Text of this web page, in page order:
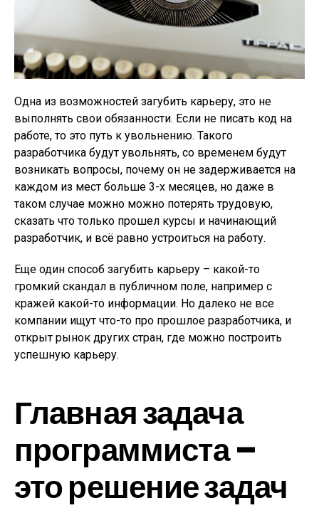
Одна из возможностей загубить карьеру, это не
выполнять свои обязанности. Если не писать код на
работе, то это путь к увольнению. Такого
разработчика будут увольнять, со временем будут
возникать вопросы, почему он не задерживается на
каждом из мест больше 3-х месяцев, но даже в
таком случае можно можно потерять трудовую,
сказать что только прошел курсы и начинающий
разработчик, и всё равно устроиться на работу.
Еще один способ загубить карьеру – какой-то
громкий скандал в публичном поле, например с
кражей какой-то информации. Но далеко не все
компании ищут что-то про прошлое разработчика, и
открыт рынок других стран, где можно построить
успешную карьеру.
Главная задача
программиста –
это решение задач